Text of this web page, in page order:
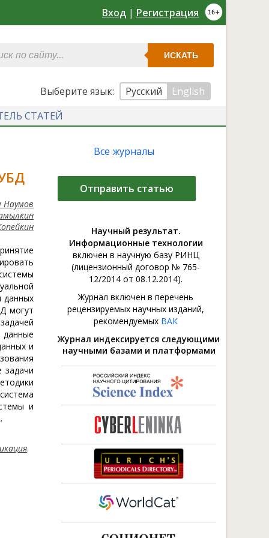
Вход | Регистрация
ИСКАТЬ
Выберите язык: Русский
English
СТАТЕЙ
Наумов
данных
могут
и
задачи
и
.
Все журналы
Отправить статью
Научный результат.
Информационные технологии
включен в научную базу РИНЦ
(лицензионный договор № 765-
12/2014 от 08.12.2014).
Журнал включен в перечень
рецензируемых научных изданий,
рекомендуемых ВАК
Журнал индексируется следующими
научными базами и платформами